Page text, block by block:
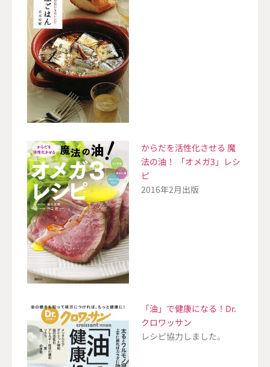
からだを活性化させる 魔
法の油！ 「オメガ3」レシ
ピ
2016年2月出版
「油」で健康になる！Dr.
クロワッサン
レシピ協力しました。